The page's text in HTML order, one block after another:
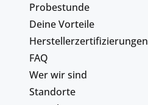
Probestunde
Deine Vorteile
Herstellerzertifizierungen
FAQ
Wer wir sind
Standorte